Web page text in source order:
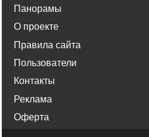
Панорамы
О проекте
Правила сайта
Пользователи
Контакты
Реклама
Оферта